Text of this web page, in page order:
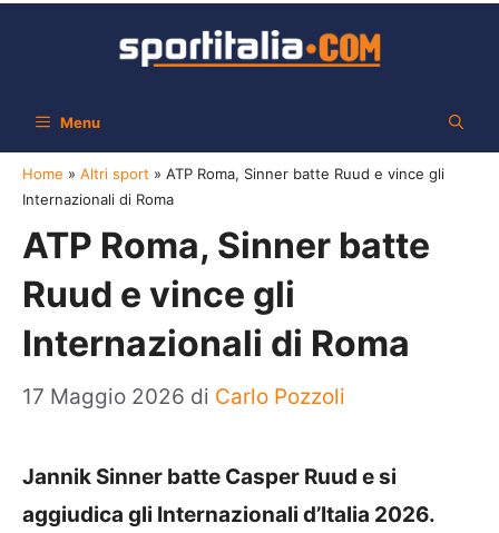
Menu
Home » Altri sport » ATP Roma, Sinner batte Ruud e vince gli
Internazionali di Roma
ATP Roma, Sinner batte
Ruud e vince gli
Internazionali di Roma
17 Maggio 2026 di Carlo Pozzoli
Jannik Sinner batte Casper Ruud e si
aggiudica gli Internazionali d’Italia 2026.